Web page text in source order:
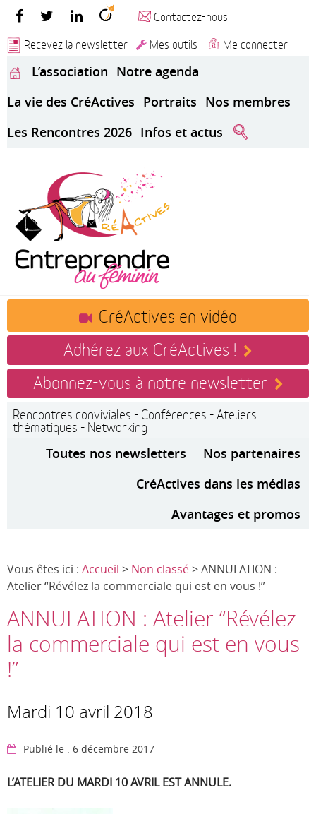
Contactez-nous
Recevez la newsletter
Mes outils Me connecter
L’association Notre agenda
La vie des CréActives Portraits Nos membres
Les Rencontres 2026 Infos et actus
CréActives en vidéo
Adhérez aux CréActives !
Abonnez-vous à notre newsletter
Rencontres conviviales - Conférences - Ateliers
thématiques - Networking
Toutes nos newsletters
Nos partenaires
CréActives dans les médias
Avantages et promos
Vous êtes ici : Accueil > Non classé> ANNULATION :
Atelier “Révélez la commerciale qui est en vous​ !”
ANNULATION : Atelier “Révélez
la commerciale qui est en vous​
!”
Mardi 10 avril 2018
Publié le : 6 décembre 2017
L’ATELIER DU MARDI 10 AVRIL EST ANNULE.